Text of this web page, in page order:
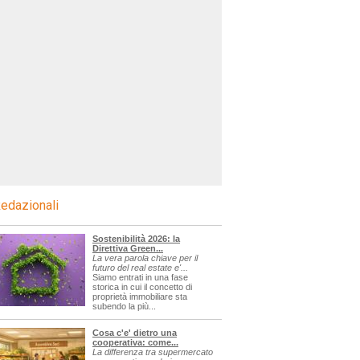
Sostenibilità 2026: la
Direttiva Green...
La vera parola chiave per il
futuro del real estate e'...
Siamo entrati in una fase
storica in cui il concetto di
proprietà immobiliare sta
subendo la più...
Cosa c'e' dietro una
cooperativa: come...
La differenza tra supermercato